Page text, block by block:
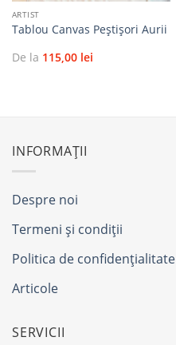
ARTIST
Tablou Canvas Peștișori Aurii
De la 115,00 lei
INFORMAȚII
Despre noi
Termeni și condiții
Politica de confidențialitate
Articole
SERVICII